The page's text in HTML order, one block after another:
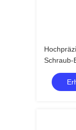
Schraub-